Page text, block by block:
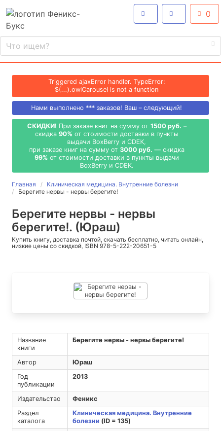
0
Triggered ajaxError handler. TypeError:
$(...).owlCarousel is not a function
Нами выполнено *** заказов! Ваш – следующий!
СКИДКИ! При заказе книг на сумму от 1500 руб. –
скидка 90% от стоимости доставки в пункты
выдачи BoxBerry и CDEK,
при заказе книг на сумму от 3000 руб. — скидка
99% от стоимости доставки в пункты выдачи
BoxBerry и CDEK.
Главная
Клиническая медицина. Внутренние болезни
Берегите нервы - нервы берегите!
Берегите нервы - нервы
берегите!. (Юраш)
Купить книгу, доставка почтой, скачать бесплатно, читать онлайн,
низкие цены со скидкой, ISBN 978-5-222-20651-5
Название
книги
Берегите нервы - нервы берегите!
Автор
Юраш
Год
публикации
2013
Издательство
Феникс
Раздел
каталога
Клиническая медицина. Внутренние
болезни (ID = 135)